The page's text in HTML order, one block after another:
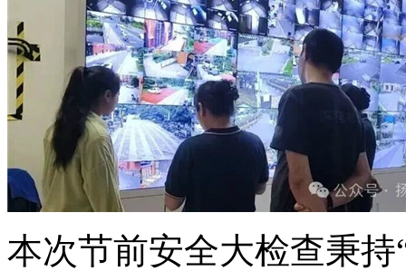
本次节前安全大检查秉